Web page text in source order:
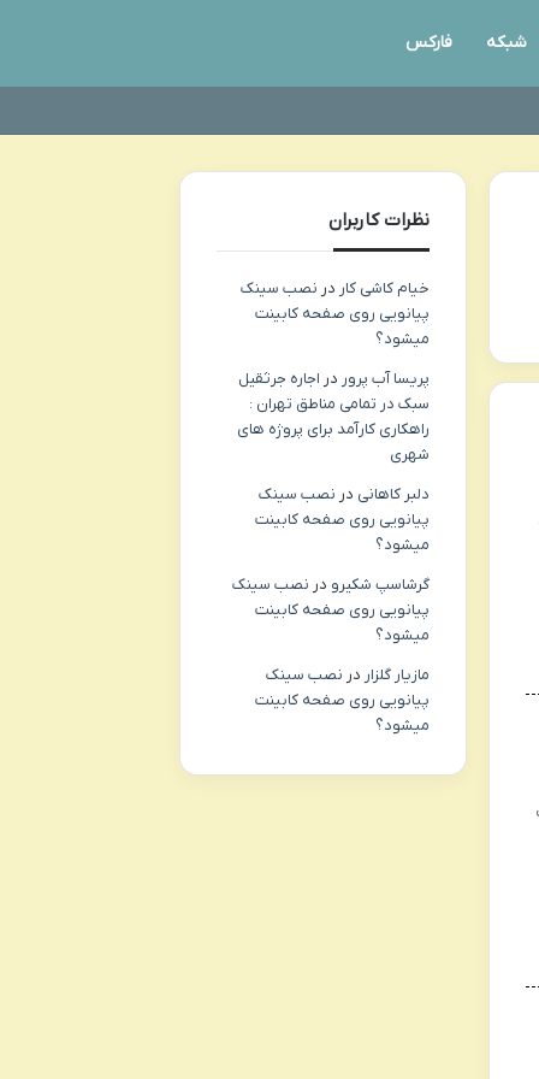
شبکه فارکس
نظرات کاربران
خیام کاشی کار در نصب سینک
پیانویی روی صفحه کابینت
میشود؟
پریسا آب پرور در اجاره جرثقیل
سبک در تمامی مناطق تهران :
راهکاری کارآمد برای پروژه های
شهری
دلبر کاهانی در نصب سینک
پیانویی روی صفحه کابینت
میشود؟
گرشاسپ شکیرو در نصب سینک
پیانویی روی صفحه کابینت
میشود؟
مازیار گلزار در نصب سینک
پیانویی روی صفحه کابینت
میشود؟